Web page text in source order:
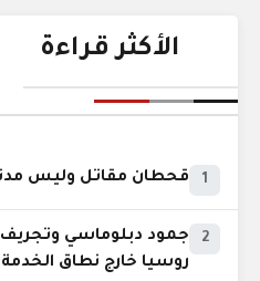
الأكثر قراءة
1 قحطان مقاتل وليس مدنيًا
2
جمود دبلوماسي وتجريف
روسيا خارج نطاق الخدمة